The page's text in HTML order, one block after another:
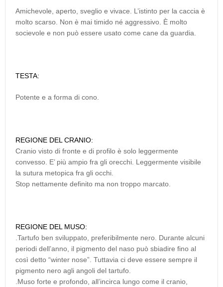
Amichevole, aperto, sveglio e vivace. L’istinto per la caccia è
molto scarso. Non è mai timido né aggressivo. È molto
socievole e non può essere usato come cane da guardia.
TESTA:
Potente e a forma di cono.
REGIONE DEL CRANIO:
Cranio visto di fronte e di profilo è solo leggermente
convesso. E’ più ampio fra gli orecchi. Leggermente visibile
la sutura metopica fra gli occhi.
Stop nettamente definito ma non troppo marcato.
REGIONE DEL MUSO:
.Tartufo ben sviluppato, preferibilmente nero. Durante alcuni
periodi dell’anno, il pigmento del naso può sbiadire fino al
così detto “winter nose”. Tuttavia ci deve essere sempre il
pigmento nero agli angoli del tartufo.
.Muso forte e profondo, all’incirca lungo come il cranio,